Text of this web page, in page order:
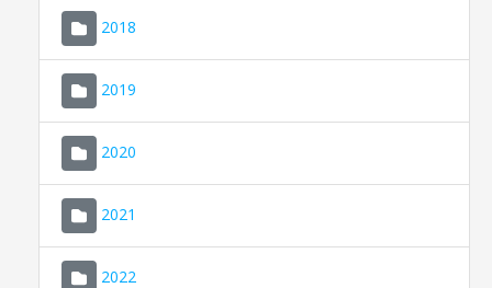
2018
2019
2020
2021
2022